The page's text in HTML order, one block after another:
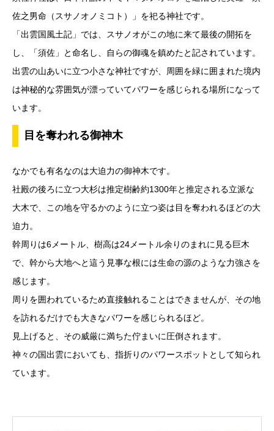
佐之男命（スサノオノミコト）」を祀る神社です。
「出雲国風土記」では、スサノオがこの地に来て最後の開拓を
し、「須佐」と命名し、自らの御魂を鎮めたと記されています。
出雲の山あいに立つ小さな神社ですが、周囲を緑に囲まれた境内
は神秘的な雰囲気が漂っていてパワーを感じられる場所になって
います。
目を奪われる御神木
なかでも有名なのは大迫力の御神木です。
社殿の後ろに立つ大杉は推定樹齢約1300年と推定される立派な
大木で、この地を守るかのように立つ姿は目を奪われるほどの大
迫力。
幹周りは6メートル、樹高は24メートル余りのまれに見る巨木
で、幹から大地へと這う見事な根には生命の源のような力強さを
感じます。
周りを囲われているため直接触れることはできませんが、その地
を訪れるだけでも大きなパワーを感じられるほど。
見上げると、その威厳に満ちた佇まいに圧倒されます。
神々の国出雲においても、指折りのパワースポットとして知られ
ています。